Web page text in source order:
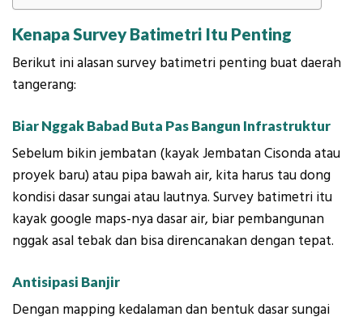
Kenapa Survey Batimetri Itu Penting
Berikut ini alasan survey batimetri penting buat daerah
tangerang:
Biar Nggak Babad Buta Pas Bangun Infrastruktur
Sebelum bikin jembatan (kayak Jembatan Cisonda atau
proyek baru) atau pipa bawah air, kita harus tau dong
kondisi dasar sungai atau lautnya. Survey batimetri itu
kayak google maps-nya dasar air, biar pembangunan
nggak asal tebak dan bisa direncanakan dengan tepat.
Antisipasi Banjir
Dengan mapping kedalaman dan bentuk dasar sungai